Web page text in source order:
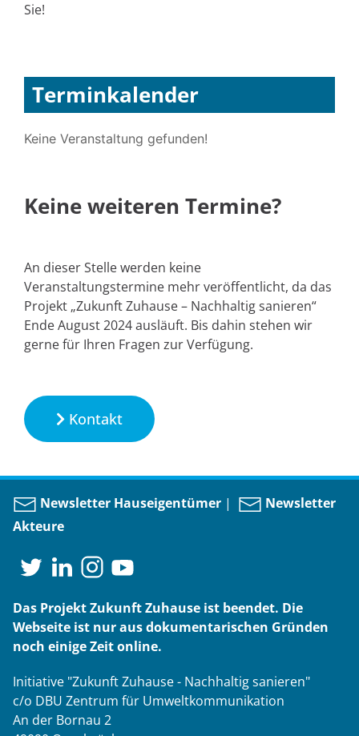
Sie!
Terminkalender
Keine Veranstaltung gefunden!
Keine weiteren Termine?
An dieser Stelle werden keine
Veranstaltungstermine mehr veröffentlicht, da das
Projekt „Zukunft Zuhause – Nachhaltig sanieren“
Ende August 2024 ausläuft. Bis dahin stehen wir
gerne für Ihren Fragen zur Verfügung.
Kontakt
Newsletter Hauseigentümer |
Newsletter
Akteure
Das Projekt Zukunft Zuhause ist beendet. Die
Webseite ist nur aus dokumentarischen Gründen
noch einige Zeit online.
Initiative "Zukunft Zuhause - Nachhaltig sanieren"
c/o DBU Zentrum für Umweltkommunikation
An der Bornau 2